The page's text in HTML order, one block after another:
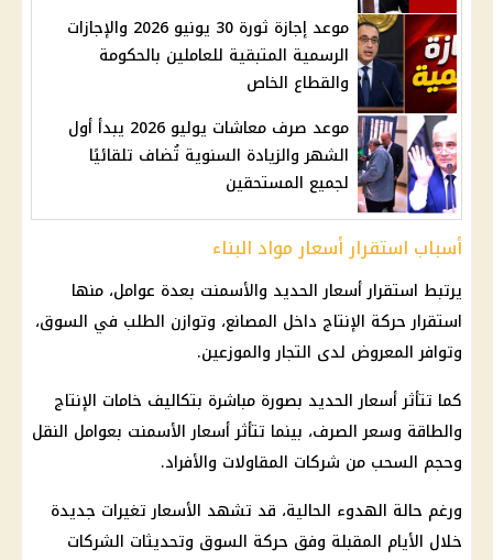
موعد إجازة ثورة 30 يونيو 2026 والإجازات
الرسمية المتبقية للعاملين بالحكومة
والقطاع الخاص
موعد صرف معاشات يوليو 2026 يبدأ أول
الشهر والزيادة السنوية تُضاف تلقائيًا
لجميع المستحقين
أسباب استقرار أسعار مواد البناء
يرتبط استقرار أسعار الحديد والأسمنت بعدة عوامل، منها
استقرار حركة الإنتاج داخل المصانع، وتوازن الطلب في السوق،
وتوافر المعروض لدى التجار والموزعين.
كما تتأثرأسعار الحديد بصورة مباشرة بتكاليف خامات الإنتاج
والطاقة وسعر الصرف، بينما تتأثرأسعار الأسمنت بعوامل النقل
وحجم السحب من شركات المقاولات والأفراد.
ورغم حالة الهدوء الحالية، قد تشهد الأسعار تغيرات جديدة
خلال الأيام المقبلة وفق حركة السوق وتحديثات الشركات